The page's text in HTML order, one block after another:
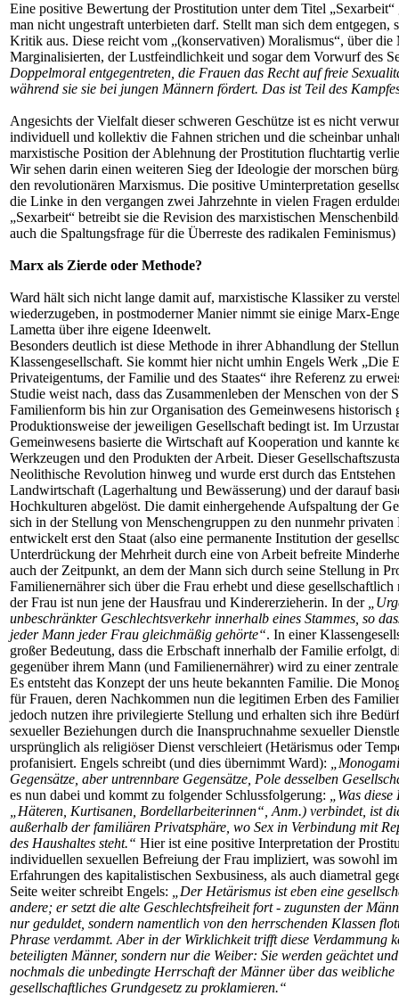
Eine positive Bewertung der Prostitution unter dem Titel „Sexarbeit“
man nicht ungestraft unterbieten darf. Stellt man sich dem entgegen,
Kritik aus. Diese reicht vom „(konservativen) Moralismus“, über die
Marginalisierten, der Lustfeindlichkeit und sogar dem Vorwurf des
Doppelmoral entgegentreten, die Frauen das Recht auf freie
während sie sie bei jungen Männern fördert. Das ist Teil des
Angesichts der Vielfalt dieser schweren Geschütze ist es nicht
individuell und kollektiv die Fahnen strichen und die scheinbar
marxistische Position der Ablehnung der Prostitution fluchtartig
Wir sehen darin einen weiteren Sieg der Ideologie der morschen
den revolutionären Marxismus. Die positive Uminterpretation
die Linke in den vergangen zwei Jahrzehnte in vielen Fragen
„Sexarbeit“ betreibt sie die Revision des marxistischen
auch die Spaltungsfrage für die Überreste des radikalen
Marx als Zierde oder Methode?
Ward hält sich nicht lange damit auf, marxistische Klassiker zu
wiederzugeben, in postmoderner Manier nimmt sie einige Marx-
Lametta über ihre eigene Ideenwelt.
Besonders deutlich ist diese Methode in ihrer Abhandlung der
Klassengesellschaft. Sie kommt hier nicht umhin Engels Werk „Die
Privateigentums, der Familie und des Staates“ ihre Referenz zu
Studie weist nach, dass das Zusammenleben der Menschen von der
Familienform bis hin zur Organisation des Gemeinwesens historisch
Produktionsweise der jeweiligen Gesellschaft bedingt ist. Im
Gemeinwesens basierte die Wirtschaft auf Kooperation und kannte
Werkzeugen und den Produkten der Arbeit. Dieser
Neolithische Revolution hinweg und wurde erst durch das
Landwirtschaft (Lagerhaltung und Bewässerung) und der darauf
Hochkulturen abgelöst. Die damit einhergehende Aufspaltung der
sich in der Stellung von Menschengruppen zu den nunmehr
entwickelt erst den Staat (also eine permanente Institution der
Unterdrückung der Mehrheit durch eine von Arbeit befreite
auch der Zeitpunkt, an dem der Mann sich durch seine Stellung in
Familienernährer sich über die Frau erhebt und diese
der Frau ist nun jene der Hausfrau und Kindererzieherin. In der
unbeschränkter Geschlechtsverkehr innerhalb eines Stammes, so
jeder Mann jeder Frau gleichmäßig gehörte“. In einer
großer Bedeutung, dass die Erbschaft innerhalb der Familie erfolgt,
gegenüber ihrem Mann (und Familienernährer) wird zu einer
Es entsteht das Konzept der uns heute bekannten Familie. Die
für Frauen, deren Nachkommen nun die legitimen Erben des
jedoch nutzen ihre privilegierte Stellung und erhalten sich ihre
sexueller Beziehungen durch die Inanspruchnahme sexueller
ursprünglich als religiöser Dienst verschleiert (Hetärismus oder
profanisiert. Engels schreibt (und dies übernimmt Ward):
Gegensätze, aber untrennbare Gegensätze, Pole desselben
es nun dabei und kommt zu folgender Schlussfolgerung:
„Was
„Häteren, Kurtisanen, Bordellarbeiterinnen“, Anm.) verbindet, ist
außerhalb der familiären Privatsphäre, wo Sex in Verbindung mit
des Haushaltes steht.“ Hier ist eine positive Interpretation der
individuellen sexuellen Befreiung der Frau impliziert, was sowohl im
Erfahrungen des kapitalistischen Sexbusiness, als auch diametral
Seite weiter schreibt Engels:
„Der Hetärismus ist eben eine
andere; er setzt die alte Geschlechtsfreiheit fort - zugunsten der
nur geduldet, sondern namentlich von den herrschenden Klassen
Phrase verdammt. Aber in der Wirklichkeit trifft diese Verdammung
beteiligten Männer, sondern nur die Weiber: Sie werden geächtet
nochmals die unbedingte Herrschaft der Männer über das weibliche
gesellschaftliches Grundgesetz zu proklamieren.“